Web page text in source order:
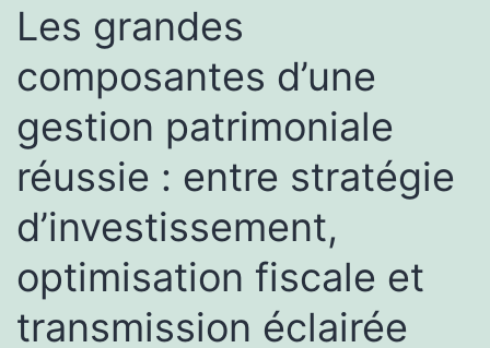
Les grandes
composantes d’une
gestion patrimoniale
réussie : entre stratégie
d’investissement,
optimisation fiscale et
transmission éclairée